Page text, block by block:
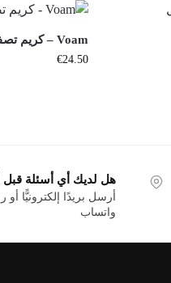
Voam – كريم تصفيف الشعر 75 مل
€24.50
هل لديك أي أسئلة قبل
أرسل بريدًا إلكترونيًّا أو
واتساب